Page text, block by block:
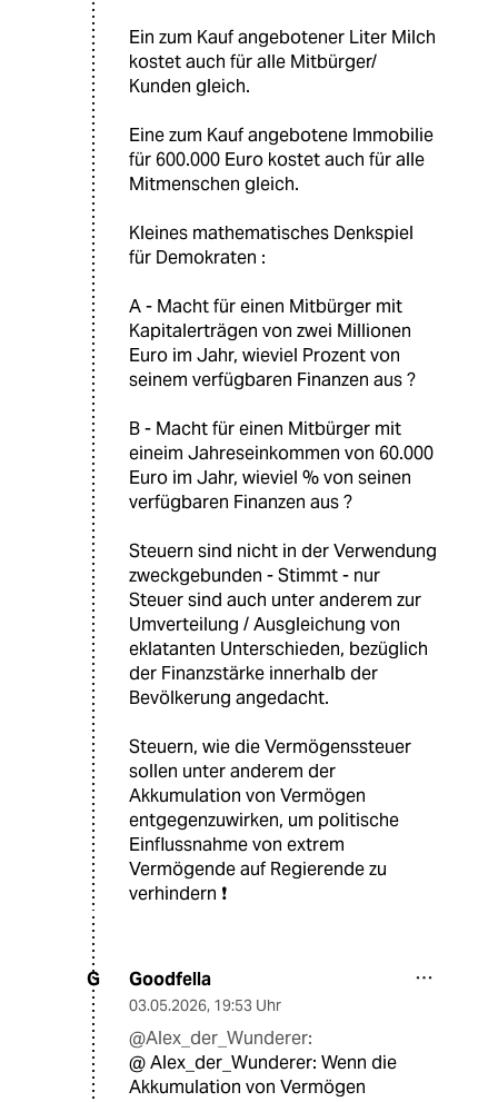
Ein zum Kauf angebotener Liter Milch
kostet auch für alle Mitbürger/
Kunden gleich.
Eine zum Kauf angebotene Immobilie
für 600.000 Euro kostet auch für alle
Mitmenschen gleich.
Kleines mathematisches Denkspiel
für Demokraten :
A - Macht für einen Mitbürger mit
Kapitalerträgen von zwei Millionen
Euro im Jahr, wieviel Prozent von
seinem verfügbaren Finanzen aus ?
B - Macht für einen Mitbürger mit
eineim Jahreseinkommen von 60.000
Euro im Jahr, wieviel % von seinen
verfügbaren Finanzen aus ?
Steuern sind nicht in der Verwendung
zweckgebunden - Stimmt - nur
Steuer sind auch unter anderem zur
Umverteilung / Ausgleichung von
eklatanten Unterschieden, bezüglich
der Finanzstärke innerhalb der
Bevölkerung angedacht.
Steuern, wie die Vermögenssteuer
sollen unter anderem der
Akkumulation von Vermögen
entgegenzuwirken, um politische
Einflussnahme von extrem
Vermögende auf Regierende zu
verhindern ❗️
G Goodfella
03.05.2026, 19:53 Uhr
@Alex_der_Wunderer:
@ Alex_der_Wunderer: Wenn die
Akkumulation von Vermögen